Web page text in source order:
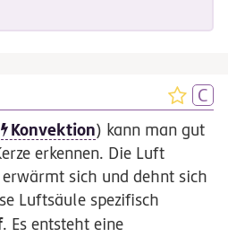
Konvektion) kann man gut
erkennen. Die Luft
sich und dehnt sich
Luftsäule spezifisch
. Es entsteht eine